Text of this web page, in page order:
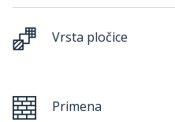
Vrsta pločice
Primena